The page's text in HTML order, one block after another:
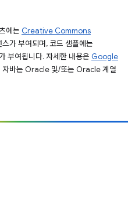
에는 Creative Commons
가 부여되며, 코드 샘플에는
부여됩니다. 자세한 내용은 Google
자바는 Oracle 및/또는 Oracle 계열